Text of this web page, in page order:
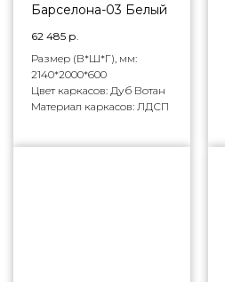
Барселона-03 Белый
62 485 р.
Размер (В*Ш*Г), мм:
2140*2000*600
Цвет каркасов: Дуб Вотан
Материал каркасов: ЛДСП